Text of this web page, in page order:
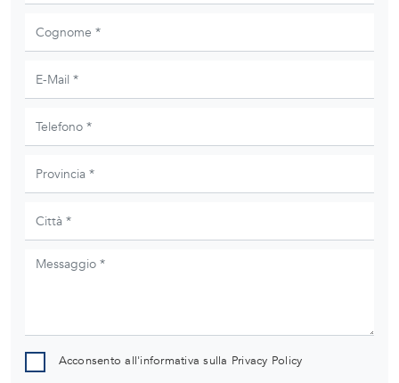
Acconsento all'informativa sulla Privacy Policy